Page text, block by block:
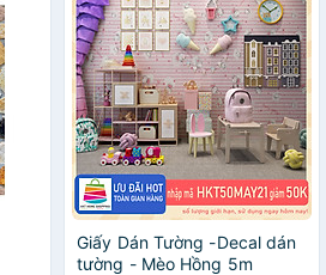
Giấy Dán Tường -Decal dán
tường - Mèo Hồng 5m